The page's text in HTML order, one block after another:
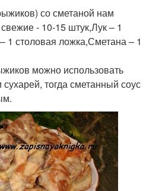
со сметаной нам
- 10-15 штук,Лук – 1
1 столовая ложка,Сметана – 1
можно использовать
тогда сметанный соус